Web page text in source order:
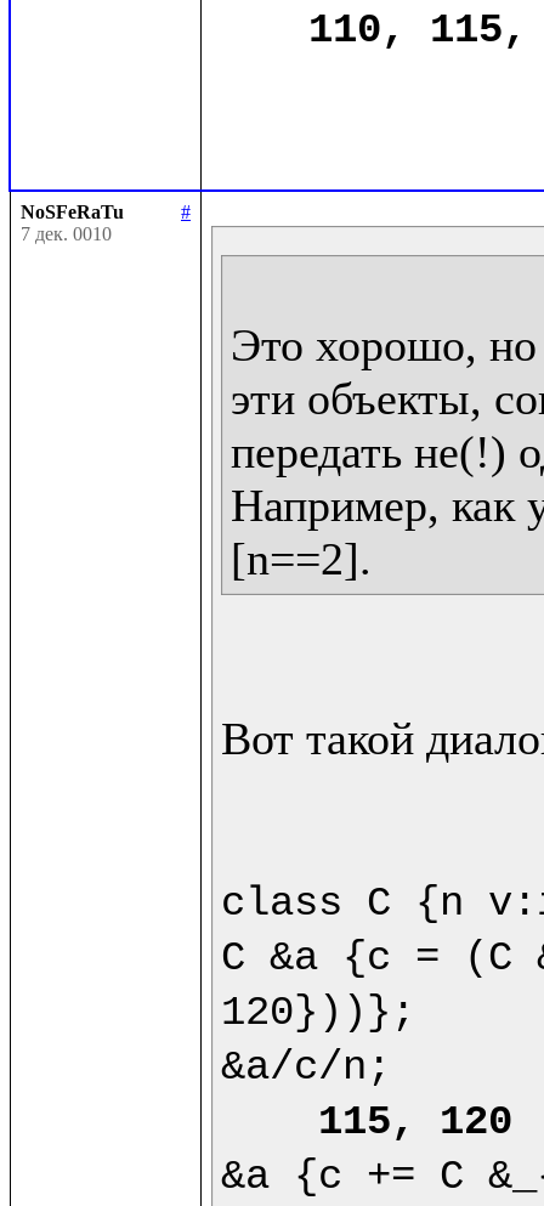
110, 115,
NoSFeRaTu
#
7 дек. 0010
Это хорошо, но
эти объекты,
передать не(!)
Например, как
Вот такой
class C {n
C &a {c = (C
120}))};
&a/c/n;
115, 120
&a {c += C